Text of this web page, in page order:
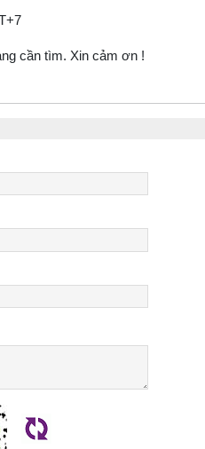
cần tìm. Xin cảm ơn !